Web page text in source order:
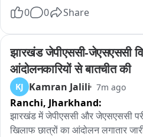
मोबाईल त्यांच्या मूळ मालकांना परतण्यात
0 0 Share
झारखंड जेपीएससी-जेएसएससी
आंदोलनकारियों से बातचीत की
KJ Kamran Jalili 7m ago
Ranchi, Jharkhand:
झारखंड में जेपीएससी और जेएसएससी
खिलाफ छात्रों का आंदोलन लगातार